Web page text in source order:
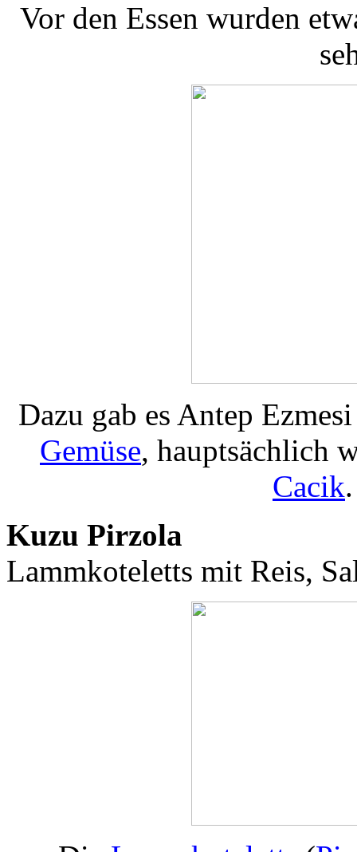
Vor den Essen wurden
Dazu gab es Antep
Gemüse, hauptsächlich
Cacik
Kuzu Pirzola
Lammkoteletts mit Reis,